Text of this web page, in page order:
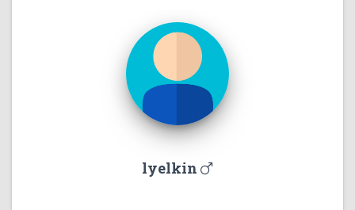
lyelkin